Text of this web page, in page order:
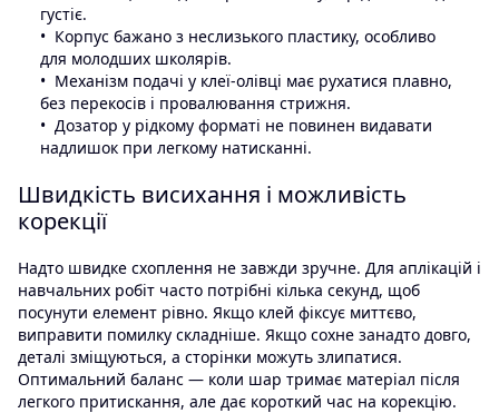
густіє.
Корпус бажано з неслизького пластику, особливо
для молодших школярів.
Механізм подачі у клеї-олівці має рухатися плавно,
без перекосів і провалювання стрижня.
Дозатор у рідкому форматі не повинен видавати
надлишок при легкому натисканні.
Швидкість висихання і можливість
корекції
Надто швидке схоплення не завжди зручне. Для аплікацій і
навчальних робіт часто потрібні кілька секунд, щоб
посунути елемент рівно. Якщо клей фіксує миттєво,
виправити помилку складніше. Якщо сохне занадто довго,
деталі зміщуються, а сторінки можуть злипатися.
Оптимальний баланс — коли шар тримає матеріал після
легкого притискання, але дає короткий час на корекцію.